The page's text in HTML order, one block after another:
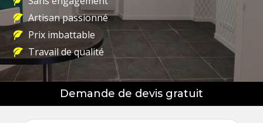
Artisan passionné
Prix imbattable
Travail de qualité
Demande de devis gratuit